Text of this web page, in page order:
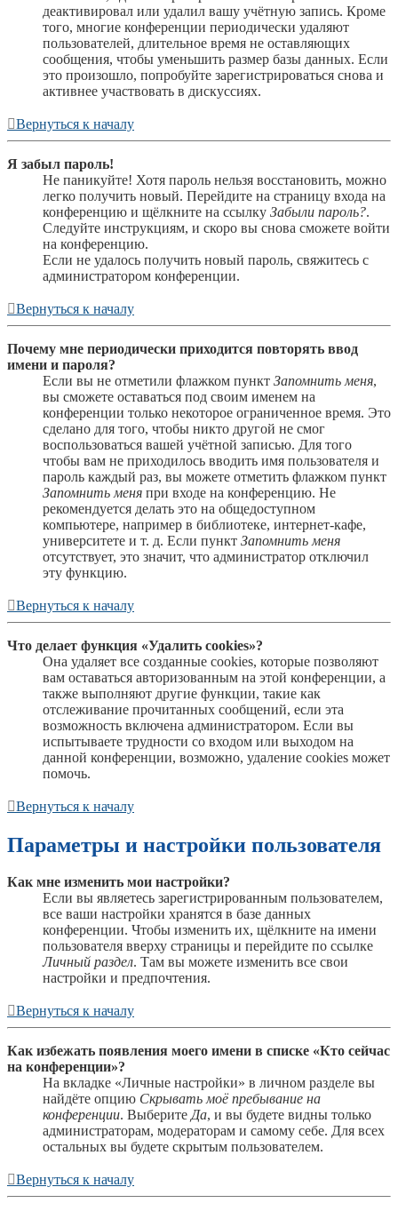
деактивировал или удалил вашу учётную запись. Кроме
того, многие конференции периодически удаляют
пользователей, длительное время не оставляющих
сообщения, чтобы уменьшить размер базы данных. Если
это произошло, попробуйте зарегистрироваться снова и
активнее участвовать в дискуссиях.
Вернуться к началу
Я забыл пароль!
Не паникуйте! Хотя пароль нельзя восстановить, можно
легко получить новый. Перейдите на страницу входа на
конференцию и щёлкните на ссылку Забыли пароль?.
Следуйте инструкциям, и скоро вы снова сможете войти
на конференцию.
Если не удалось получить новый пароль, свяжитесь с
администратором конференции.
Вернуться к началу
Почему мне периодически приходится повторять ввод
имени и пароля?
Если вы не отметили флажком пункт Запомнить меня,
вы сможете оставаться под своим именем на
конференции только некоторое ограниченное время. Это
сделано для того, чтобы никто другой не смог
воспользоваться вашей учётной записью. Для того
чтобы вам не приходилось вводить имя пользователя и
пароль каждый раз, вы можете отметить флажком пункт
Запомнить меня при входе на конференцию. Не
рекомендуется делать это на общедоступном
компьютере, например в библиотеке, интернет-кафе,
университете и т. д. Если пункт Запомнить меня
отсутствует, это значит, что администратор отключил
эту функцию.
Вернуться к началу
Что делает функция «Удалить cookies»?
Она удаляет все созданные cookies, которые позволяют
вам оставаться авторизованным на этой конференции, а
также выполняют другие функции, такие как
отслеживание прочитанных сообщений, если эта
возможность включена администратором. Если вы
испытываете трудности со входом или выходом на
данной конференции, возможно, удаление cookies может
помочь.
Вернуться к началу
Параметры и настройки пользователя
Как мне изменить мои настройки?
Если вы являетесь зарегистрированным пользователем,
все ваши настройки хранятся в базе данных
конференции. Чтобы изменить их, щёлкните на имени
пользователя вверху страницы и перейдите по ссылке
Личный раздел. Там вы можете изменить все свои
настройки и предпочтения.
Вернуться к началу
Как избежать появления моего имени в списке «Кто сейчас
на конференции»?
На вкладке «Личные настройки» в личном разделе вы
найдёте опцию Скрывать моё пребывание на
конференции. ВыберитеДа, и вы будете видны только
администраторам, модераторам и самому себе. Для всех
остальных вы будете скрытым пользователем.
Вернуться к началу